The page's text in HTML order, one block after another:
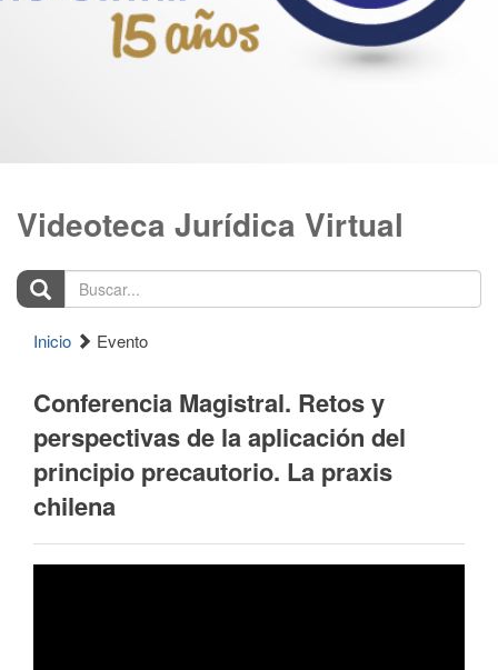
Videoteca Jurídica Virtual
Buscar...
Inicio Evento
Conferencia Magistral. Retos y
perspectivas de la aplicación del
principio precautorio. La praxis
chilena